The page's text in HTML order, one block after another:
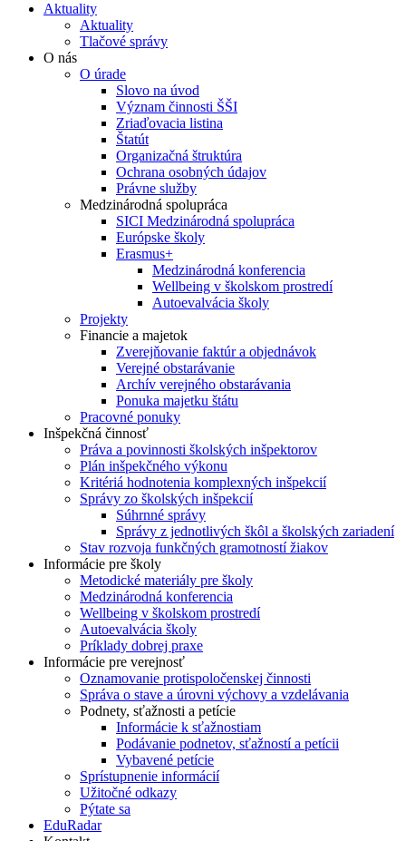
Aktuality
Aktuality
Tlačové správy
O nás
O úrade
Slovo na úvod
Význam činnosti ŠŠI
Zriaďovacia listina
Štatút
Organizačná štruktúra
Ochrana osobných údajov
Právne služby
Medzinárodná spolupráca
SICI Medzinárodná spolupráca
Európske školy
Erasmus+
Medzinárodná konferencia
Wellbeing v školskom prostredí
Autoevalvácia školy
Projekty
Financie a majetok
Zverejňovanie faktúr a objednávok
Verejné obstarávanie
Archív verejného obstarávania
Ponuka majetku štátu
Pracovné ponuky
Inšpekčná činnosť
Práva a povinnosti školských inšpektorov
Plán inšpekčného výkonu
Kritériá hodnotenia komplexných inšpekcií
Správy zo školských inšpekcií
Súhrnné správy
Správy z jednotlivých škôl a školských zariadení
Stav rozvoja funkčných gramotností žiakov
Informácie pre školy
Metodické materiály pre školy
Medzinárodná konferencia
Wellbeing v školskom prostredí
Autoevalvácia školy
Príklady dobrej praxe
Informácie pre verejnosť
Oznamovanie protispoločenskej činnosti
Správa o stave a úrovni výchovy a vzdelávania
Podnety, sťažnosti a petície
Informácie k sťažnostiam
Podávanie podnetov, sťažností a petícii
Vybavené petície
Sprístupnenie informácií
Užitočné odkazy
Pýtate sa
EduRadar